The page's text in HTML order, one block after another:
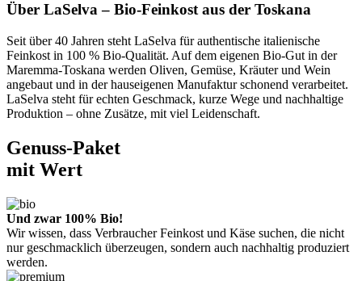
Über LaSelva – Bio-Feinkost aus der Toskana
Seit über 40 Jahren steht LaSelva für authentische italienische
Feinkost in 100 % Bio-Qualität. Auf dem eigenen Bio-Gut in der
Maremma-Toskana werden Oliven, Gemüse, Kräuter und Wein
angebaut und in der hauseigenen Manufaktur schonend verarbeitet.
LaSelva steht für echten Geschmack, kurze Wege und nachhaltige
Produktion – ohne Zusätze, mit viel Leidenschaft.
Genuss-Paket
mit Wert
Und zwar 100% Bio!
Wir wissen, dass Verbraucher Feinkost und Käse suchen, die nicht
nur geschmacklich überzeugen, sondern auch nachhaltig produziert
werden.